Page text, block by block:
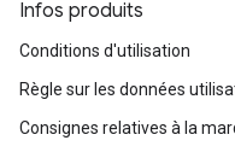
Infos produits
Conditions d'utilisation
Règle sur les données
Consignes relatives à la